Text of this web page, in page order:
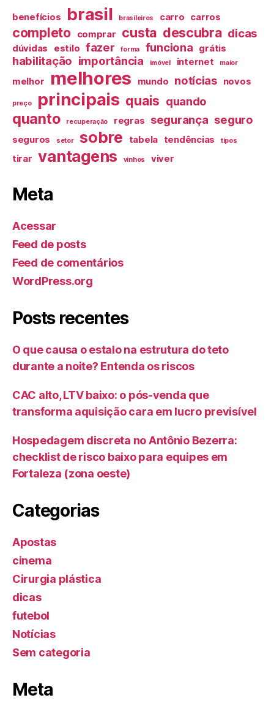
benefícios brasil brasileiros carro carros
completo comprar custa descubra dicas
dúvidas estilo fazer forma funciona grátis
habilitação importância imóvel internet maior
melhor melhores mundo notícias novos
preço principais quais quando
quanto recuperação regras segurança seguro
seguros setor sobre tabela tendências tipos
tirar vantagens vinhos viver
Meta
Acessar
Feed de posts
Feed de comentários
WordPress.org
Posts recentes
O que causa o estalo na estrutura do teto
durante a noite? Entenda os riscos
CAC alto, LTV baixo: o pós-venda que
transforma aquisição cara em lucro previsível
Hospedagem discreta no Antônio Bezerra:
checklist de risco baixo para equipes em
Fortaleza (zona oeste)
Categorias
Apostas
cinema
Cirurgia plástica
dicas
futebol
Notícias
Sem categoria
Meta